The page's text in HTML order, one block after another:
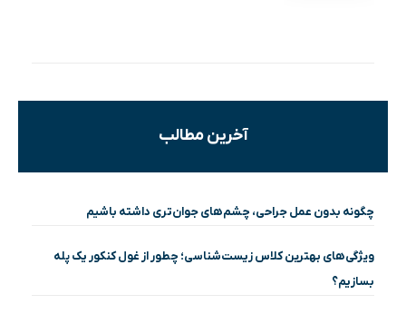
آخرین مطالب
چگونه بدون عمل جراحی، چشم‌های جوان‌تری داشته باشیم
ویژگی‌های بهترین کلاس زیست‌شناسی؛ چطور از غول کنکور یک پله
بسازیم؟